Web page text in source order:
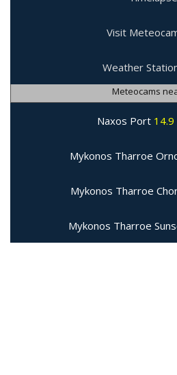
Visit
Weather
Meteocams
Naxos Port 14.9
Mykonos Tharroe
Mykonos Tharroe
Mykonos Tharroe